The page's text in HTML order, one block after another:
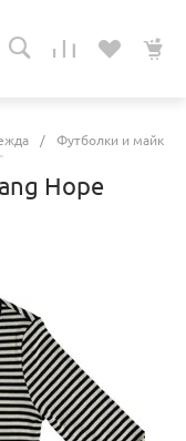
/ Футболки и майки
Hope